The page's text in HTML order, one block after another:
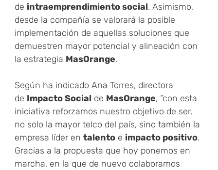
de intraemprendimiento social. Asimismo,
desde la compañía se valorará la posible
implementación de aquellas soluciones que
demuestren mayor potencial y alineación con
la estrategia MasOrange.
Según ha indicado Ana Torres, directora
de Impacto Social de MasOrange, “con esta
iniciativa reforzamos nuestro objetivo de ser,
no solo la mayor telco del país, sino también la
empresa líder en talento e impacto positivo.
Gracias a la propuesta que hoy ponemos en
marcha, en la que de nuevo colaboramos